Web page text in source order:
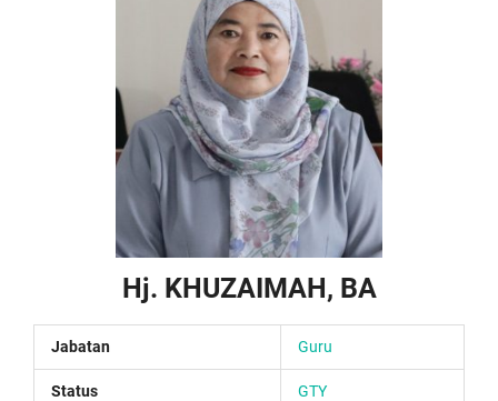
Hj. KHUZAIMAH, BA
Jabatan Guru
Status GTY